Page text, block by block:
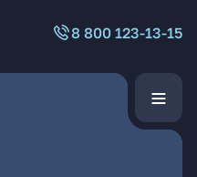
8 800 123-13-15